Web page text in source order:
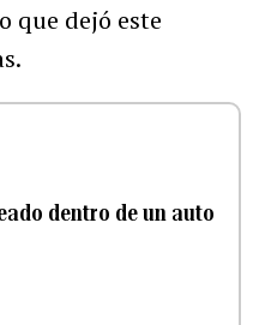
que dejó este
dentro de un auto